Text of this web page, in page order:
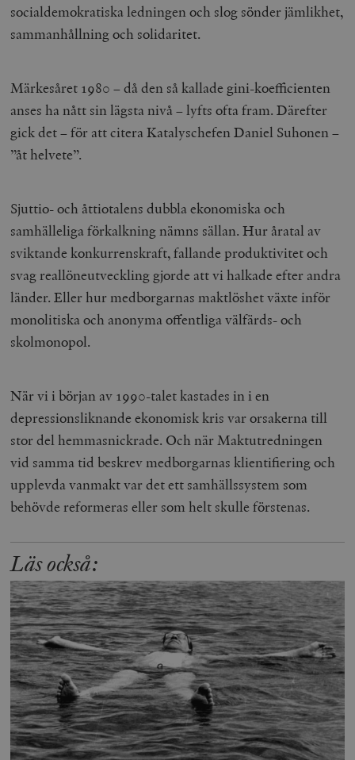
socialdemokratiska ledningen och slog sönder jämlikhet,
sammanhållning och solidaritet.
Märkesåret 1980 – då den så kallade gini-koefficienten
anses ha nått sin lägsta nivå – lyfts ofta fram. Därefter
gick det – för att citera Katalyschefen Daniel Suhonen –
”åt helvete”.
Sjuttio- och åttiotalens dubbla ekonomiska och
samhälleliga förkalkning nämns sällan. Hur åratal av
sviktande konkurrenskraft, fallande produktivitet och
svag reallöneutveckling gjorde att vi halkade efter andra
länder. Eller hur medborgarnas maktlöshet växte inför
monolitiska och anonyma offentliga välfärds- och
skolmonopol.
När vi i början av 1990-talet kastades in i en
depressionsliknande ekonomisk kris var orsakerna till
stor del hemmasnickrade. Och när Maktutredningen
vid samma tid beskrev medborgarnas klientifiering och
upplevda vanmakt var det ett samhällssystem som
behövde reformeras eller som helt skulle förstenas.
Läs också: